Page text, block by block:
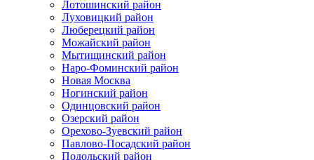
Лотошинский район
Луховицкий район
Люберецкий район
Можайский район
Мытищинский район
Наро-Фоминский район
Новая Москва
Ногинский район
Одинцовский район
Озерский район
Орехово-Зуевский район
Павлово-Посадский район
Подольский район